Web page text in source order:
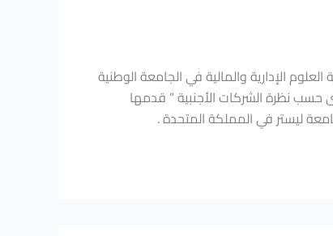
الإدارية والمالية في الجامعة الوطنية
” دراسة الجدوى حسب نظرة الشركات الأجنبية ” قدمها
ليستر في المملكة المتحدة .